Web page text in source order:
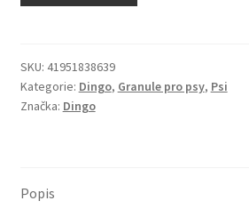
Odpočívadla pro kočky
Pamlsky pro kočky
SKU: 41951838639
Kategorie: Dingo, Granule pro psy, Psi
Značka: Dingo
Popis